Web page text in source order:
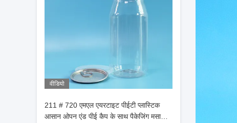
वीडियो
211 # 720 एमएल एयरटाइट पीईटी प्लास्टिक
आसान ओपन एंड पीई कैप के साथ पैकेजिंग मसाला